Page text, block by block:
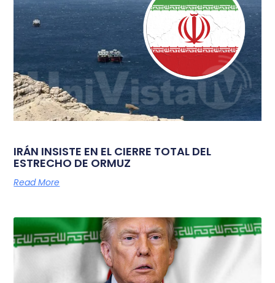
IRÁN INSISTE EN EL CIERRE TOTAL DEL
ESTRECHO DE ORMUZ
Read More